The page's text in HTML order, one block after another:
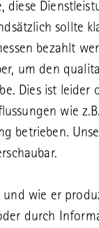
sollte
bezahlt
um den
Dies ist leider
wie
betrieben.
wie er
durch